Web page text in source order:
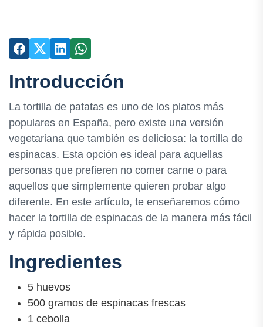
Introducción
La tortilla de patatas es uno de los platos más
populares en España, pero existe una versión
vegetariana que también es deliciosa: la tortilla de
espinacas. Esta opción es ideal para aquellas
personas que prefieren no comer carne o para
aquellos que simplemente quieren probar algo
diferente. En este artículo, te enseñaremos cómo
hacer la tortilla de espinacas de la manera más fácil
y rápida posible.
Ingredientes
5 huevos
500 gramos de espinacas frescas
1 cebolla